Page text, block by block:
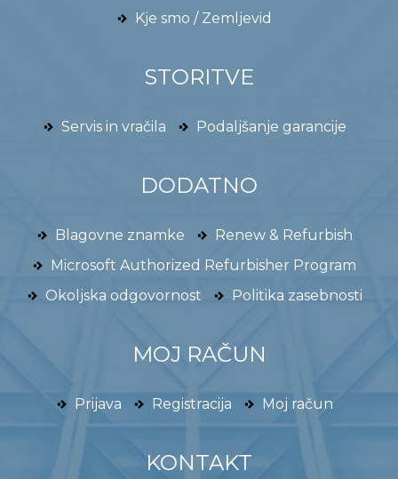
Kje smo / Zemljevid
STORITVE
Servis in vračila Podaljšanje garancije
DODATNO
Blagovne znamke
Renew & Refurbish
Microsoft Authorized Refurbisher Program
Okoljska odgovornost
Politika zasebnosti
MOJ RAČUN
Prijava Registracija Moj račun
KONTAKT